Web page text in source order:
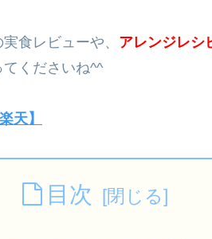
食レビューや、 アレンジレシ
くださいね^^
天】
目次